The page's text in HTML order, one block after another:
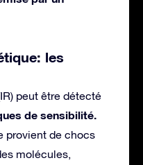
les
peut être détecté
de sensibilité.
provient de chocs
molécules,